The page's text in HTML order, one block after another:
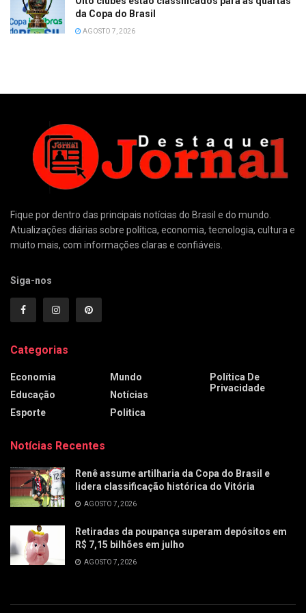
da Copa do Brasil
AGOSTO 7, 2026
Fique por dentro das principais notícias do Brasil e do mundo.
Atualizações diárias sobre política, economia, tecnologia, cultura e
muito mais, com informações claras e confiáveis.
Siga-nos
Categorias
Economia
Educação
Esporte
Mundo
Notícias
Politica
Política De
Privacidade
Notícias Recentes
Renê assume artilharia da Copa do Brasil e
lidera classificação histórica do Vitória
AGOSTO 7, 2026
Retiradas da poupança superam depósitos em
R$ 7,15 bilhões em julho
AGOSTO 7, 2026